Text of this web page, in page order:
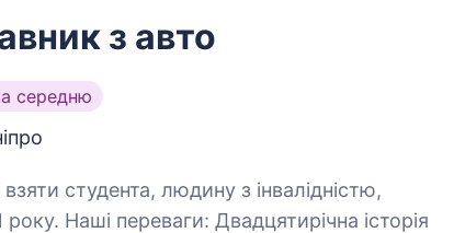
з авто
середню
студента, людину з інвалідністю,
історія